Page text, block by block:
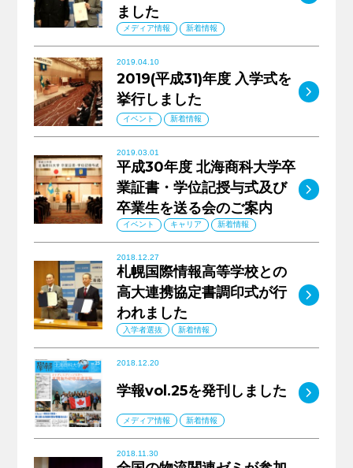
ました
メディア情報 新着情報
2019.04.10
2019(平成31)年度 入学式を
挙行しました
イベント 新着情報
2019.03.01
平成30年度 北海商科大学卒
業証書・学位記授与式及び
卒業生を送る会のご案内
イベント キャリア 新着情報
2018.12.27
札幌国際情報高等学校との
高大連携協定書調印式が行
われました
入学者選抜 新着情報
2018.12.20
学報vol.25を発刊しました
メディア情報 新着情報
2018.11.30